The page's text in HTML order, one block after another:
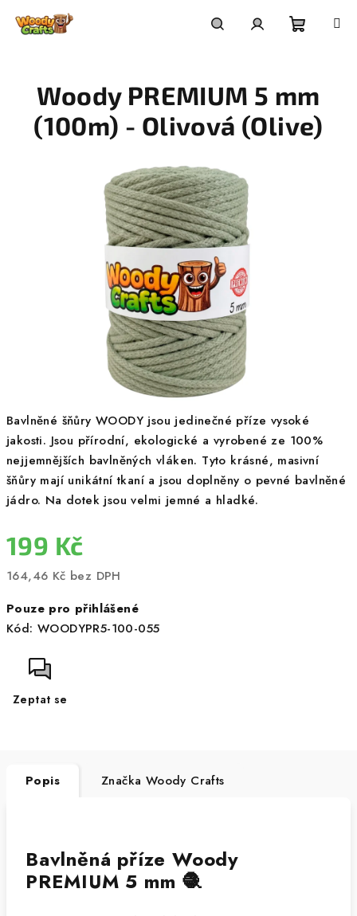
košík
Bavlněné šňůry WOODY jsou jedinečné příze vysoké
jakosti. Jsou přírodní, ekologické a vyrobené ze 100%
nejjemnějších bavlněných vláken. Tyto krásné, masivní
šňůry mají unikátní tkaní a jsou doplněny o pevné bavlněné
jádro. Na dotek jsou velmi jemné a hladké.
199 Kč
164,46 Kč bez DPH
cena:
Pouze pro přihlášené
Kód: WOODYPR5-100-055
Zeptat se
Woody PREMIUM 5 mm
(100m) - Olivová (Olive)
Popis Značka Woody Crafts
Bavlněná příze Woody
PREMIUM 5 mm 🧶